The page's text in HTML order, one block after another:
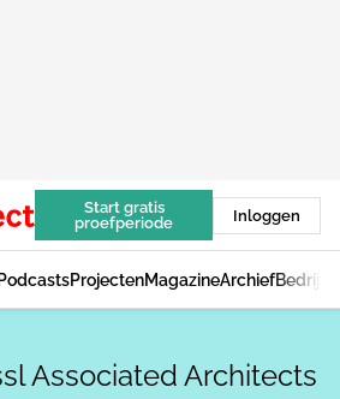
Start gratis
proefperiode
Inloggen
ProjectenMagazineArchief
Associated Architects